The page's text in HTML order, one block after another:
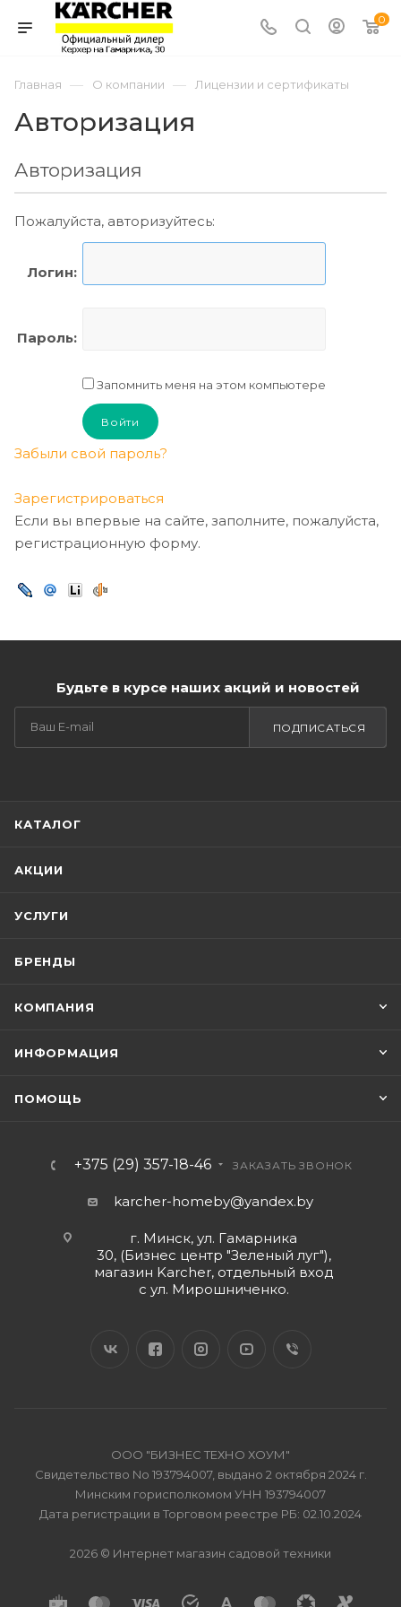
0
Главная — О компании — Лицензии и сертификаты
Авторизация
Авторизация
Пожалуйста, авторизуйтесь:
Логин:
Пароль:
Запомнить меня на этом компьютере
Забыли свой пароль?
Зарегистрироваться
Если вы впервые на сайте, заполните, пожалуйста,
регистрационную форму.
Будьте в курсе наших акций и новостей
ПОДПИСАТЬСЯ
КАТАЛОГ
АКЦИИ
УСЛУГИ
БРЕНДЫ
КОМПАНИЯ
ИНФОРМАЦИЯ
ПОМОЩЬ
+375 (29) 357-18-46 ЗАКАЗАТЬ ЗВОНОК
karcher-homeby@yandex.by
г. Минск, ул. Гамарника
30, (Бизнес центр "Зеленый луг"),
магазин Karcher, отдельный вход
с ул. Мирошниченко.
ООО "БИЗНЕС ТЕХНО ХОУМ"
Свидетельство No 193794007, выдано 2 октября 2024 г.
Минским горисполкомом УНН 193794007
Дата регистрации в Торговом реестре РБ: 02.10.2024
2026 © Интернет магазин садовой техники